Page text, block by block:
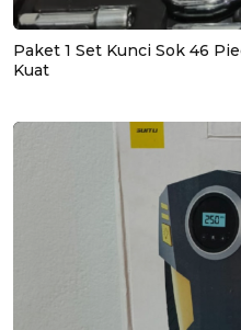
Paket 1 Set Kunci Sok 46
Kuat